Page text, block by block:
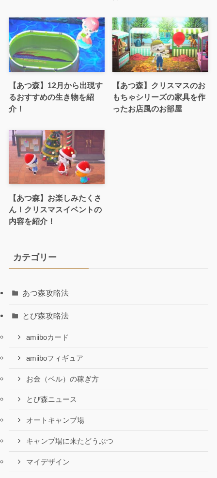
【あつ森】12月から出現す
るおすすめの生き物を紹
介！
【あつ森】クリスマスのお
もちゃシリーズの家具を作
ったお店風のお部屋
【あつ森】お楽しみたくさ
ん！クリスマスイベントの
内容を紹介！
カテゴリー
あつ森攻略法
とび森攻略法
amiiboカード
amiiboフィギュア
お金（ベル）の稼ぎ方
とび森ニュース
オートキャンプ場
キャンプ場に来たどうぶつ
マイデザイン